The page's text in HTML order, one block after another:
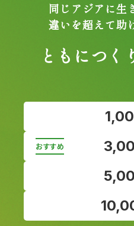
同じアジアに生
違いを超えて助
ともにつく